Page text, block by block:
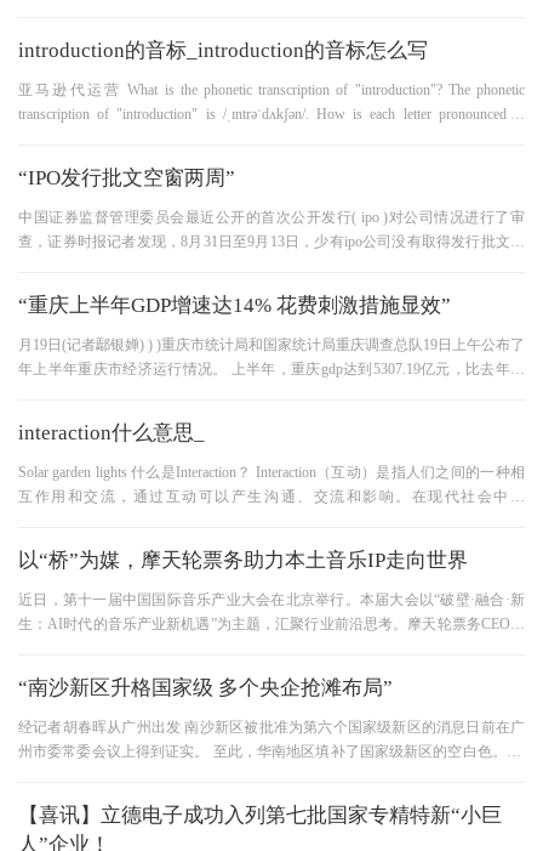
introduction的音标_introduction的音标怎么写
亚马逊代运营 What is the phonetic transcription of "introduction"? The phonetic
transcription of "introduction" is /ˌɪntrəˈdʌkʃən/. How is each letter pronounced in
“IPO发行批文空窗两周”
中国证券监督管理委员会最近公开的首次公开发行( ipo )对公司情况进行了审
查，证券时报记者发现，8月31日至9月13日，少有ipo公司没有取得发行批文。
“重庆上半年GDP增速达14% 花费刺激措施显效”
月19日(记者鄢银婵) ) )重庆市统计局和国家统计局重庆调查总队19日上午公布了
年上半年重庆市经济运行情况。 上半年，重庆gdp达到5307.19亿元，比去年同
interaction什么意思_
Solar garden lights 什么是Interaction？ Interaction（互动）是指人们之间的一种相
互作用和交流，通过互动可以产生沟通、交流和影响。在现代社会中，
以“桥”为媒，摩天轮票务助力本土音乐IP走向世界
近日，第十一届中国国际音乐产业大会在北京举行。本届大会以“破壁·融合·新
生：AI时代的音乐产业新机遇”为主题，汇聚行业前沿思考。摩天轮票务CEO刘
“南沙新区升格国家级 多个央企抢滩布局”
经记者胡春晖从广州出发 南沙新区被批准为第六个国家级新区的消息日前在广
州市委常委会议上得到证实。 至此，华南地区填补了国家级新区的空白色。 对
【喜讯】立德电子成功入列第七批国家专精特新“小巨
人”企业！